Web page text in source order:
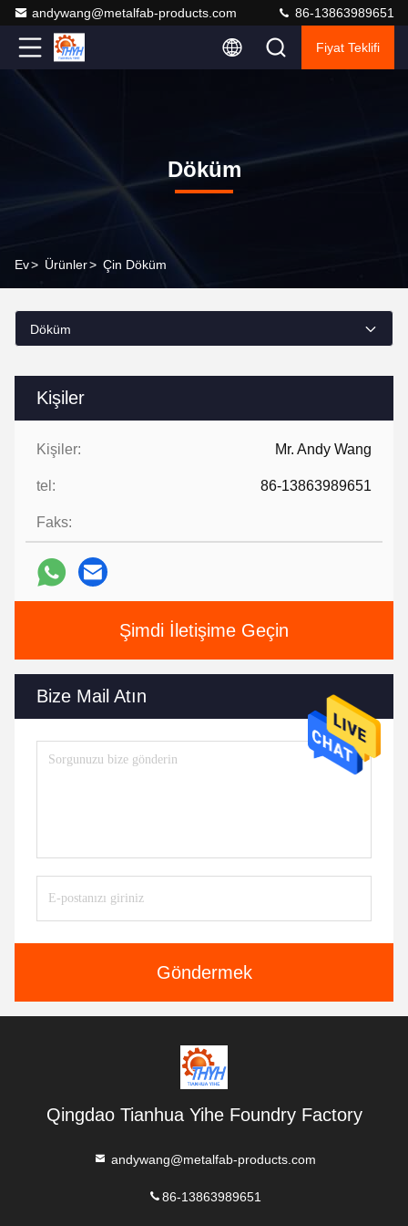
andywang@metalfab-products.com 86-13863989651
Fiyat Teklifi
Döküm
Ev> Ürünler> Çin Döküm
Kişiler
Kişiler: Mr. Andy Wang
tel: 86-13863989651
Faks:
Şimdi İletişime Geçin
Bize Mail Atın
Göndermek
Döküm
Qingdao Tianhua Yihe Foundry Factory
andywang@metalfab-products.com
86-13863989651